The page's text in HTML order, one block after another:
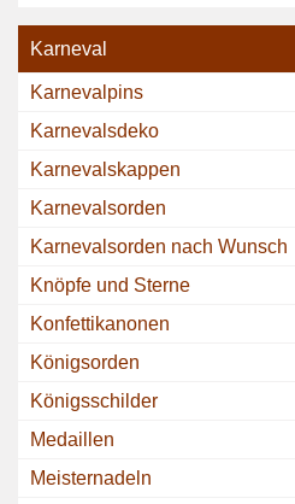
Karneval
Karnevalpins
Karnevalsdeko
Karnevalskappen
Karnevalsorden
Karnevalsorden nach Wunsch
Knöpfe und Sterne
Konfettikanonen
Königsorden
Königsschilder
Medaillen
Meisternadeln